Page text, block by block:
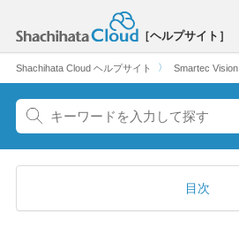
［ヘルプサイト］
Shachihata Cloud ヘルプサイト 〉 Smartec Vision
目次